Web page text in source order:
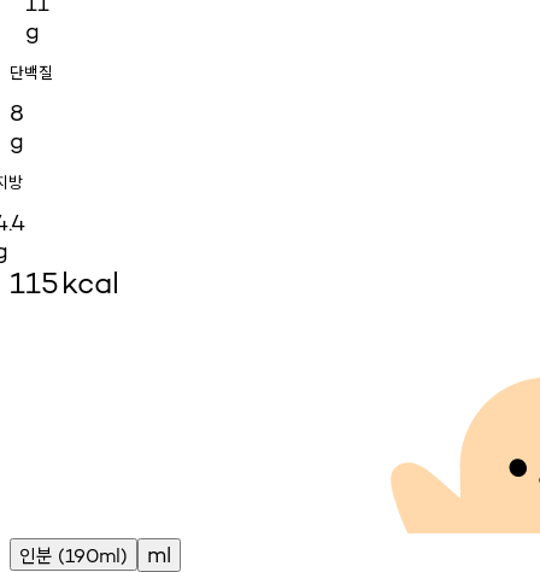
g
단백질
8
g
방
115kcal
인분 (190ml) ml